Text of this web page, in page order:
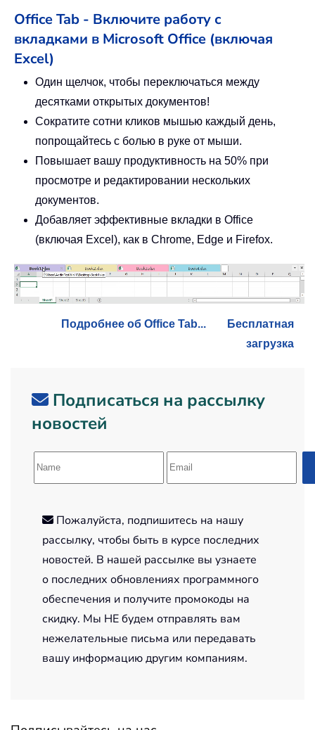
Office Tab - Включите работу с
вкладками в Microsoft Office (включая
Excel)
Один щелчок, чтобы переключаться между
десятками открытых документов!
Сократите сотни кликов мышью каждый день,
попрощайтесь с болью в руке от мыши.
Повышает вашу продуктивность на 50% при
просмотре и редактировании нескольких
документов.
Добавляет эффективные вкладки в Office
(включая Excel), как в Chrome, Edge и Firefox.
Подробнее об Office Tab...
Бесплатная
загрузка
Подписаться на рассылку
новостей
Пожалуйста, подпишитесь на нашу
рассылку, чтобы быть в курсе последних
новостей. В нашей рассылке вы узнаете
о последних обновлениях программного
обеспечения и получите промокоды на
скидку. Мы НЕ будем отправлять вам
нежелательные письма или передавать
вашу информацию другим компаниям.